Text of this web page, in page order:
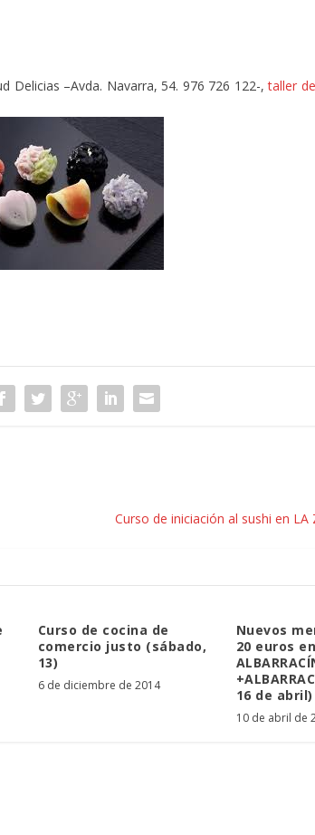
Delicias –Avda. Navarra, 54. 976 726 122-,taller
Curso de iniciación al sushi en LA
Curso de cocina de
comercio justo (sábado,
13)
6 de diciembre de 2014
Nuevos
20 euros
16 de abril)
10 de abril de